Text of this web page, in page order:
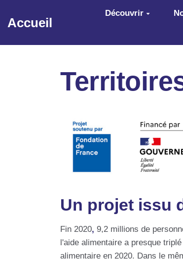
Aller au contenu principal
Accueil
Découvrir
Un projet issu
Fin 2020, 9,2 millions de
l'aide alimentaire a presque
alimentaire en 2020. Dans le